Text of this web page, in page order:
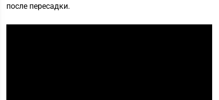
после пересадки.